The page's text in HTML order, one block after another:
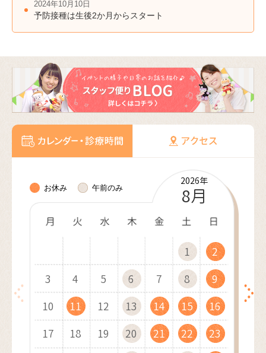
2024年10月10日
予防接種は生後2か月からスタート
お休み 午前のみ
2026年
8月
1
2
3
4 5 6 7 8
9
10
11 12 13 14 15
16
17
18 19 20 21 22
23
2026年
9月
5
6
7
8 9 10 11 12
13
14
15 16 17 18 19
20
21
22 23 24 25 26
27
2026年
10月
3
4
5
6 7 8 9 10
11
12
13 14 15 16 17
18
19
20 21 22 23 24
25
2026年
11月
1
2
3 4 5 6 7
8
9
10 11 12 13 14
15
16
17 18 19 20 21
22
2026年
12月
5
6
7
8 9 10 11 12
13
14
15 16 17 18 19
20
21
22 23 24 25 26
27
2027年
1月
2
3
4
5 6 7 8 9
10
11
12 13 14 15 16
17
18
19 20 21 22 23
24
2027年
2月
6
7
8
9 10 11 12 13
14
15
16 17 18 19 20
21
22
23 24 25 26 27 28
2027年
3月
6
7
8
9 10 11 12 13
14
15
16 17 18 19 20
21
22
23 24 25 26 27
28
2027年
4月
3
4
5
6 7 8 9 10
11
12
13 14 15 16 17
18
19
20 21 22 23 24
25
2027年
5月
1
2
3
4 5 6 7 8
9
10
11 12 13 14 15
16
17
18 19 20 21 22
23
2027年
6月
5
6
7
8 9 10 11 12
13
14
15 16 17 18 19
20
21
22 23 24 25 26
27
2027年
7月
3
4
5
6 7 8 9 10
11
12
13 14 15 16 17
18
19
20 21 22 23 24
25